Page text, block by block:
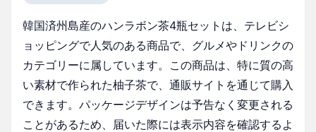
韓国済州島産のハンラボン茶4瓶セットは、テレビシ
ョッピングで人気のある商品で、グルメやドリンクの
カテゴリーに属しています。この商品は、特に質の高
い素材で作られた柚子茶で、通販サイトを通じて購入
できます。パッケージデザインは予告なく変更される
ことがあるため、届いた際には表示内容を確認するよ